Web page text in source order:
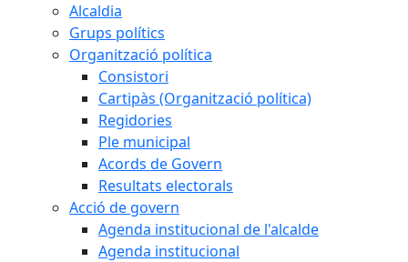
Alcaldia
Grups polítics
Organització política
Consistori
Cartipàs (Organització política)
Regidories
Ple municipal
Acords de Govern
Resultats electorals
Acció de govern
Agenda institucional de l'alcalde
Agenda institucional